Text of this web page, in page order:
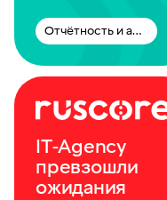
Отчётность и аналитика
IT-Agency
превзошли
ожидания